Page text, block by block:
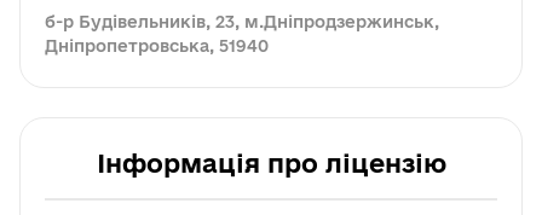
б-р Будівельників, 23, м.Дніпродзержинськ,
Дніпропетровська, 51940
Інформація про ліцензію